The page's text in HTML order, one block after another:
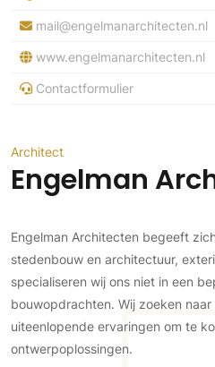
Inrichting
Roomdividers
Haarden
Interieurbouw
Trappen
Keuken
Buitendeuren
Deursystemen
Glazen wandsystemen
Zonwering
Buitenshutters
Overig
Autolift
3D visualisaties
Omheining
Zwemmen
Zwembad en zwemvijver
Vloer
Buitenvloeren
Houten buitenvloeren
Natuursteen en keramiek
buitenvloeren
Slaapkamer
Thuisbioscoop
Wellness
Werkkamer
Wijnkelder
Buitenkijken
Bijgebouw / Poolhouse
Terrasoverkapping
Tuin
mail@engelmanarchitecten.nl
www.engelmanarchitecten.nl
Contactformulier
Architect
Engelman
Engelman Architecten begeeft
stedenbouw en architectuur,
specialiseren wij ons niet in een
bouwopdrachten. Wij zoeken
uiteenlopende ervaringen om te
ontwerpoplossingen.